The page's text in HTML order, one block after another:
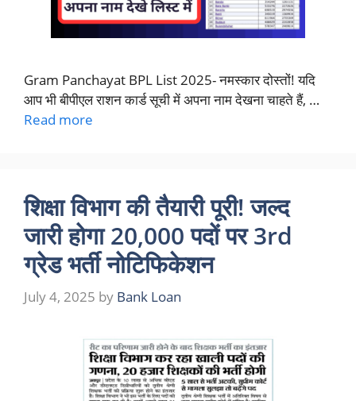
Gram Panchayat BPL List 2025- नमस्कार दोस्तों! यदि
आप भी बीपीएल राशन कार्ड सूची में अपना नाम देखना चाहते हैं, …
Read more
शिक्षा विभाग की तैयारी पूरी! जल्द
जारी होगा 20,000 पदों पर 3rd
ग्रेड भर्ती नोटिफिकेशन
July 4, 2025 by Bank Loan